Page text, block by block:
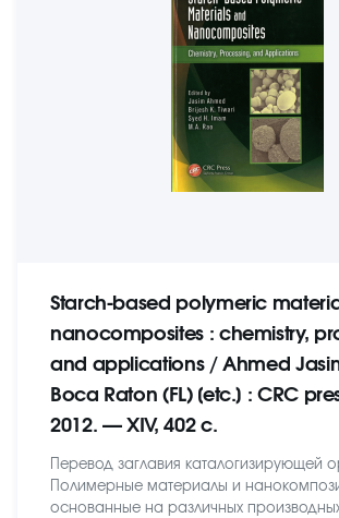
Starch-based polymeric
nanocomposites : chemistry,
and applications / Ahmed
Boca Raton (FL) [etc.] : CRC
2012. — XIV, 402 c.
Перевод заглавия каталогизирующей
Полимерные материалы и
основанные на различных